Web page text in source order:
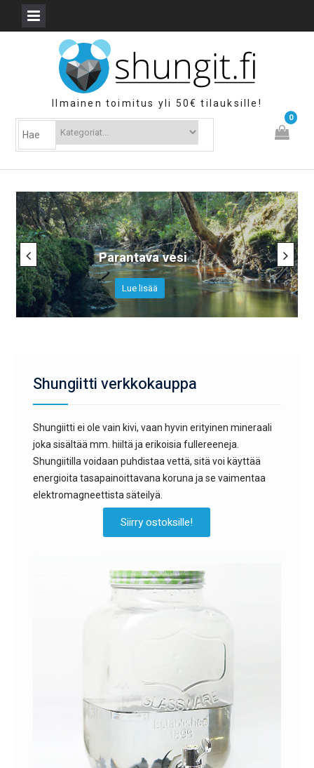
Ilmainen toimitus yli 50€ tilauksille!
0
Parantava vesi
Lue lisää
Shungiitti verkkokauppa
Shungiitti ei ole vain kivi, vaan hyvin erityinen mineraali
joka sisältää mm. hiiltä ja erikoisia fullereeneja.
Shungiitilla voidaan puhdistaa vettä, sitä voi käyttää
energioita tasapainoittavana koruna ja se vaimentaa
elektromagneettista säteilyä.
Siirry ostoksille!